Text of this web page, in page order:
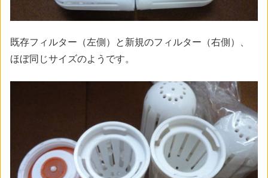
既存フィルター（左側）と新規のフィルター（右側）、
ほぼ同じサイズのようです。